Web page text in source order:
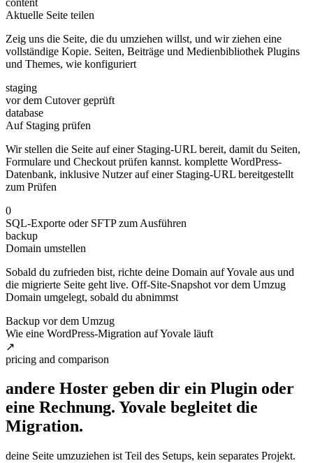
Aktuelle Seite teilen
Zeig uns die Seite, die du umziehen willst, und wir ziehen eine
vollständige Kopie. Seiten, Beiträge und Medienbibliothek Plugins
und Themes, wie konfiguriert
staging
vor dem Cutover geprüft
database
Auf Staging prüfen
Wir stellen die Seite auf einer Staging-URL bereit, damit du Seiten,
Formulare und Checkout prüfen kannst. komplette WordPress-
Datenbank, inklusive Nutzer auf einer Staging-URL bereitgestellt
zum Prüfen
0
SQL-Exporte oder SFTP zum Ausführen
backup
Domain umstellen
Sobald du zufrieden bist, richte deine Domain auf Yovale aus und
die migrierte Seite geht live. Off-Site-Snapshot vor dem Umzug
Domain umgelegt, sobald du abnimmst
Backup vor dem Umzug
Wie eine WordPress-Migration auf Yovale läuft
↗
pricing and comparison
andere Hoster geben dir ein Plugin oder
eine Rechnung. Yovale begleitet die
Migration.
deine Seite umzuziehen ist Teil des Setups, kein separates Projekt.